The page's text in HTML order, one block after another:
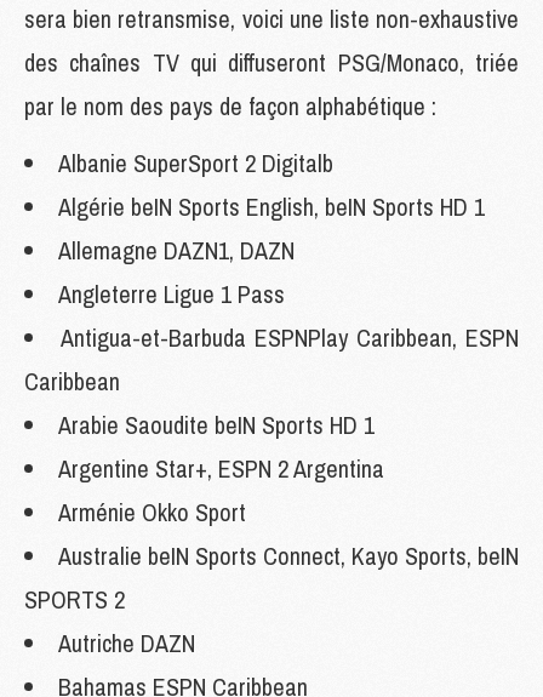
sera bien retransmise, voici une liste non-exhaustive
des chaînes TV qui diffuseront PSG/Monaco, triée
par le nom des pays de façon alphabétique :
Albanie SuperSport 2 Digitalb
Algérie beIN Sports English, beIN Sports HD 1
Allemagne DAZN1, DAZN
Angleterre Ligue 1 Pass
Antigua-et-Barbuda ESPNPlay Caribbean, ESPN
Caribbean
Arabie Saoudite beIN Sports HD 1
Argentine Star+, ESPN 2 Argentina
Arménie Okko Sport
Australie beIN Sports Connect, Kayo Sports, beIN
SPORTS 2
Autriche DAZN
Bahamas ESPN Caribbean